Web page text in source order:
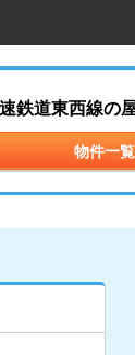
鉄道東西線の
物件一